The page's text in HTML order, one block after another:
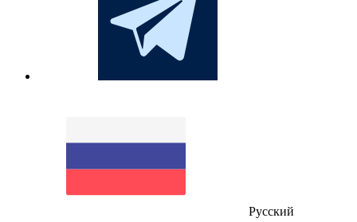
Русский